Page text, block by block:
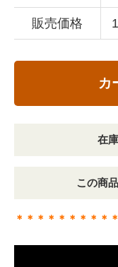
販売価格
カ
在
この商
＊＊＊＊＊＊＊＊＊